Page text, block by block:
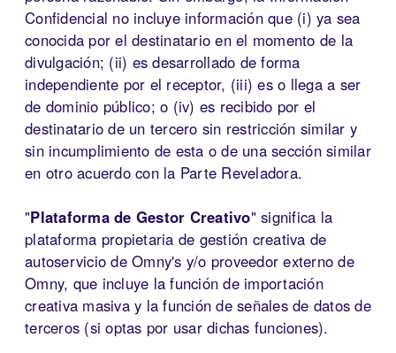
Confidencial no incluye información que (i) ya sea
conocida por el destinatario en el momento de la
divulgación; (ii) es desarrollado de forma
independiente por el receptor, (iii) es o llega a ser
de dominio público; o (iv) es recibido por el
destinatario de un tercero sin restricción similar y
sin incumplimiento de esta o de una sección similar
en otro acuerdo con la Parte Reveladora.
"Plataforma de Gestor Creativo" significa la
plataforma propietaria de gestión creativa de
autoservicio de Omny's y/o proveedor externo de
Omny, que incluye la función de importación
creativa masiva y la función de señales de datos de
terceros (si optas por usar dichas funciones).